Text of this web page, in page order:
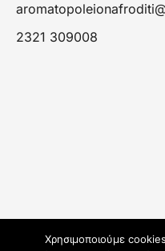
2321 309008
Χρησιμοποιούμε